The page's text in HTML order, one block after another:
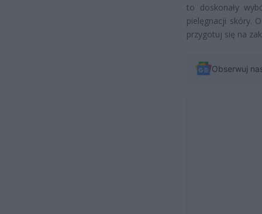
to doskonały
pielęgnacji skóry.
przygotuj się na
Obserwuj